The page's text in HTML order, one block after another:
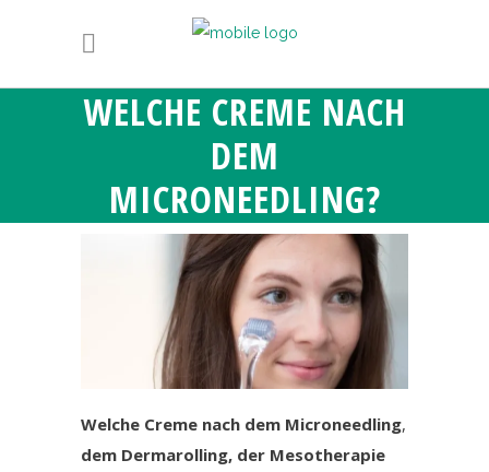
WELCHE CREME NACH
DEM
MICRONEEDLING?
Welche Creme nach dem Microneedling,
dem Dermarolling, der Mesotherapie